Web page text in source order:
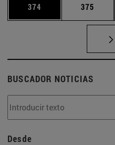
Página
374 Página
375
BUSCADOR NOTICIAS
Desde